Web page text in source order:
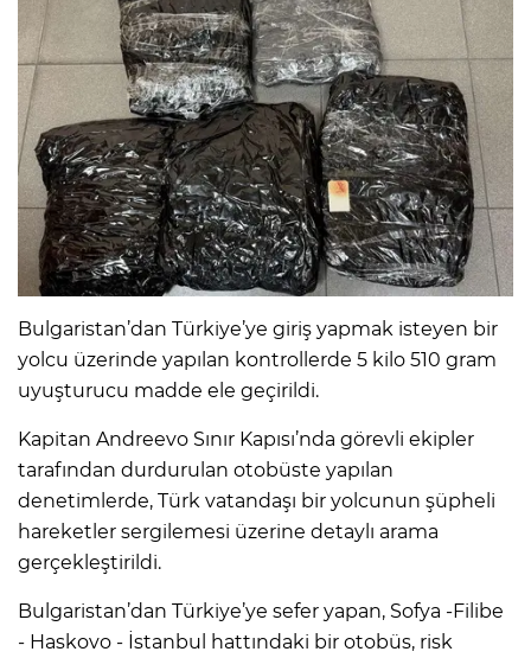
Bulgaristan’dan Türkiye’ye giriş yapmak isteyen bir
yolcu üzerinde yapılan kontrollerde 5 kilo 510 gram
uyuşturucu madde ele geçirildi.
Kapitan Andreevo Sınır Kapısı’nda görevli ekipler
tarafından durdurulan otobüste yapılan
denetimlerde, Türk vatandaşı bir yolcunun şüpheli
hareketler sergilemesi üzerine detaylı arama
gerçekleştirildi.
Bulgaristan’dan Türkiye’ye sefer yapan, Sofya -Filibe
- Haskovo - İstanbul hattındaki bir otobüs, risk